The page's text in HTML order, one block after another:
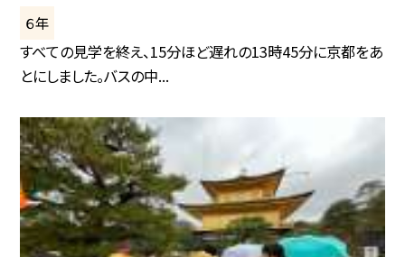
６年
すべての見学を終え、15分ほど遅れの13時45分に京都をあ
とにしました。バスの中...